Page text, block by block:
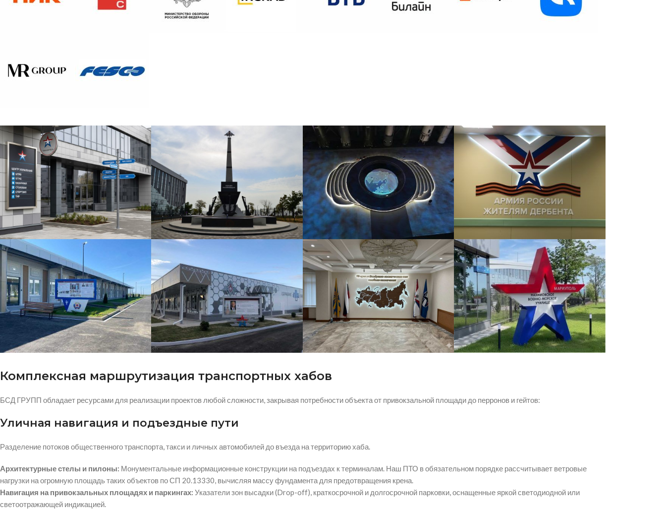
Комплексная маршрутизация транспортных хабов
БСД ГРУПП обладает ресурсами для реализации проектов любой сложности, закрывая потребности объекта от привокзальной площади до перронов и гейтов:
Уличная навигация и подъездные пути
Разделение потоков общественного транспорта, такси и личных автомобилей до въезда на территорию хаба.
Архитектурные стелы и пилоны: Монументальные информационные конструкции на подъездах к терминалам. Наш ПТО в обязательном порядке рассчитывает ветровые
нагрузки на огромную площадь таких объектов по СП 20.13330, вычисляя массу фундамента для предотвращения крена.
Навигация на привокзальных площадях и паркингах: Указатели зон высадки (Drop-off), краткосрочной и долгосрочной парковки, оснащенные яркой светодиодной или
светоотражающей индикацией.